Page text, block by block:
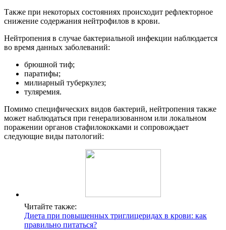
Также при некоторых состояниях происходит рефлекторное
снижение содержания нейтрофилов в крови.
Нейтропения в случае бактериальной инфекции наблюдается
во время данных заболеваний:
брюшной тиф;
паратифы;
милиарный туберкулез;
туляремия.
Помимо специфических видов бактерий, нейтропения также
может наблюдаться при генерализованном или локальном
поражении органов стафилококками и сопровождает
следующие виды патологий:
Читайте также:
Диета при повышенных триглицеридах в крови: как
правильно питаться?